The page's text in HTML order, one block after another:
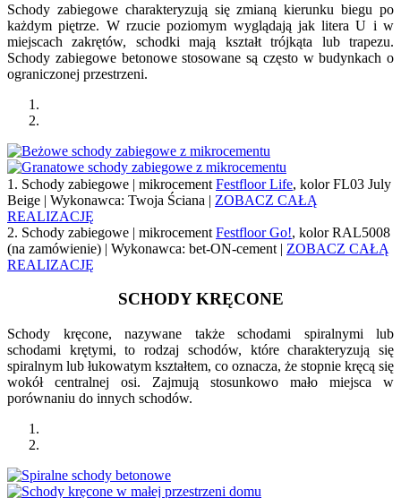
Schody zabiegowe charakteryzują się zmianą kierunku biegu po
każdym piętrze. W rzucie poziomym wyglądają jak litera U i w
miejscach zakrętów, schodki mają kształt trójkąta lub trapezu.
Schody zabiegowe betonowe stosowane są często w budynkach o
ograniczonej przestrzeni.
1. Schody zabiegowe | mikrocement Festfloor Life, kolor FL03 July
Beige | Wykonawca: Twoja Ściana | ZOBACZ CAŁĄ
REALIZACJĘ
2. Schody zabiegowe | mikrocement Festfloor Go!, kolor RAL5008
(na zamówienie) | Wykonawca: bet-ON-cement | ZOBACZ CAŁĄ
REALIZACJĘ
SCHODY KRĘCONE
Schody kręcone, nazywane także schodami spiralnymi lub
schodami krętymi, to rodzaj schodów, które charakteryzują się
spiralnym lub łukowatym kształtem, co oznacza, że stopnie kręcą się
wokół centralnej osi. Zajmują stosunkowo mało miejsca w
porównaniu do innych schodów.